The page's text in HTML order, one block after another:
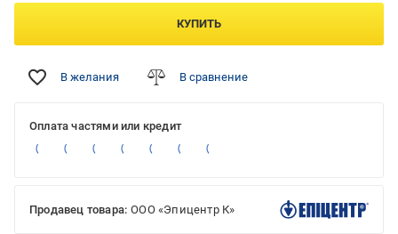
КУПИТЬ
В желания В сравнение
Оплата частями или кредит
Продавец товара: ООО «Эпицентр К»